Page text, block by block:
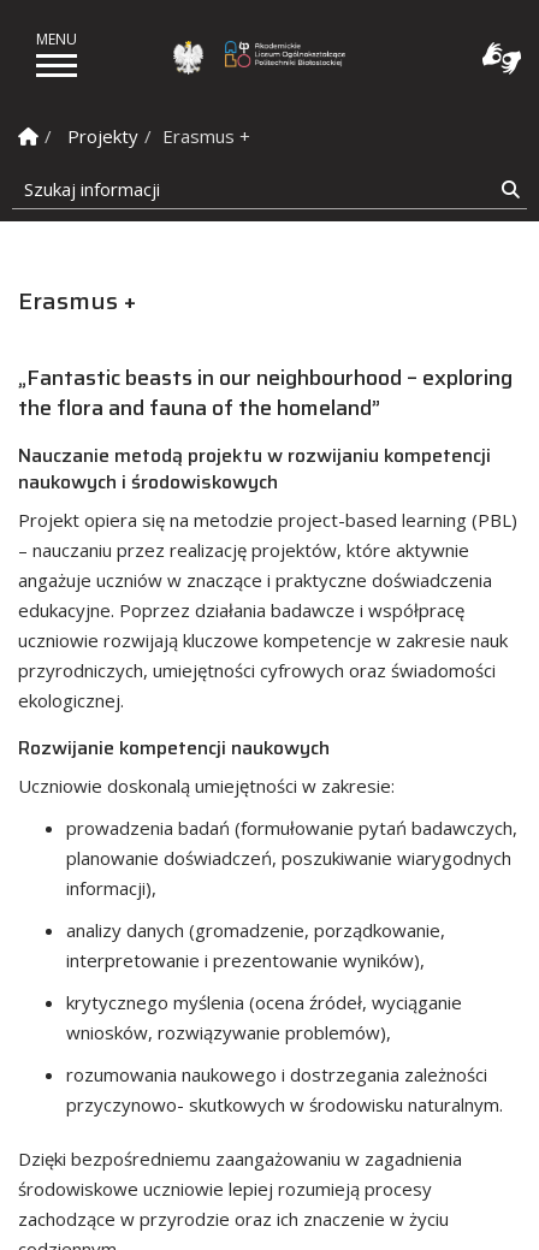
Strona Główna
Projekty
Erasmus +
Szukaj informacji
Erasmus +
„Fantastic beasts in our neighbourhood – exploring
the flora and fauna of the homeland”
Nauczanie metodą projektu w rozwijaniu kompetencji
naukowych i środowiskowych
Projekt opiera się na metodzie project-based learning (PBL)
– nauczaniu przez realizację projektów, które aktywnie
angażuje uczniów w znaczące i praktyczne doświadczenia
edukacyjne. Poprzez działania badawcze i współpracę
uczniowie rozwijają kluczowe kompetencje w zakresie nauk
przyrodniczych, umiejętności cyfrowych oraz świadomości
ekologicznej.
Rozwijanie kompetencji naukowych
Uczniowie doskonalą umiejętności w zakresie:
prowadzenia badań (formułowanie pytań badawczych,
planowanie doświadczeń, poszukiwanie wiarygodnych
informacji),
analizy danych (gromadzenie, porządkowanie,
interpretowanie i prezentowanie wyników),
krytycznego myślenia (ocena źródeł, wyciąganie
wniosków, rozwiązywanie problemów),
rozumowania naukowego i dostrzegania zależności
przyczynowo- skutkowych w środowisku naturalnym.
Dzięki bezpośredniemu zaangażowaniu w zagadnienia
środowiskowe uczniowie lepiej rozumieją procesy
zachodzące w przyrodzie oraz ich znaczenie w życiu